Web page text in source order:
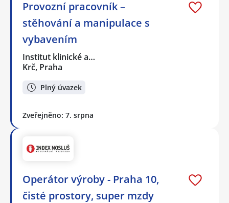
Provozní pracovník –
stěhování a manipulace s
vybavením
Institut klinické a…
Krč, Praha
Plný úvazek
Zveřejněno: 7. srpna
Operátor výroby - Praha 10,
čisté prostory, super mzdy